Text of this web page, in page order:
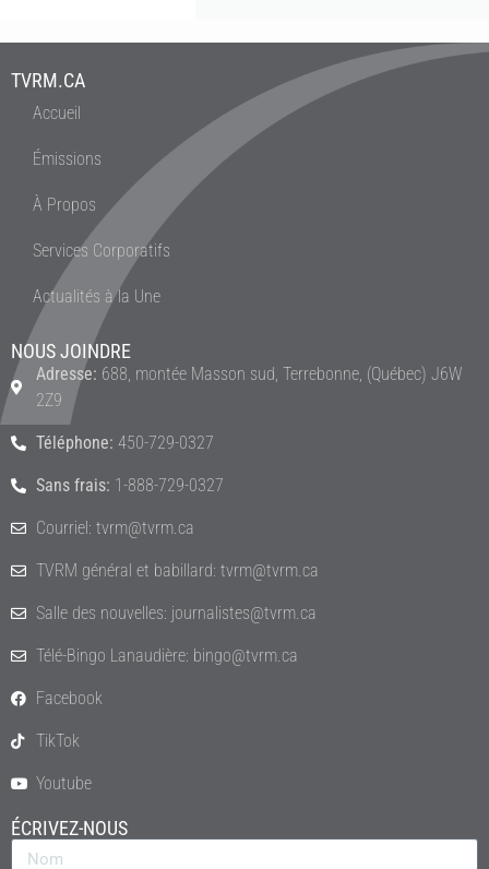
TVRM.CA
Accueil
Émissions
À Propos
Services Corporatifs
Actualités à la Une
NOUS JOINDRE
Adresse: 688, montée Masson sud, Terrebonne, (Québec) J6W
2Z9
Téléphone: 450-729-0327
Sans frais: 1-888-729-0327
Courriel: tvrm@tvrm.ca
TVRM général et babillard: tvrm@tvrm.ca
Salle des nouvelles: journalistes@tvrm.ca
Télé-Bingo Lanaudière: bingo@tvrm.ca
Facebook
TikTok
Youtube
ÉCRIVEZ-NOUS